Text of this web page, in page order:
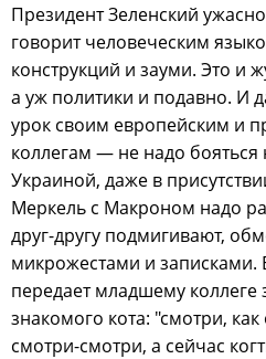
Президент Зеленский
говорит человеческим
конструкций и зауми. Это и
а уж политики и подавно. И
урок своим европейским и
коллегам — не надо
Украиной, даже в
Меркель с Макроном надо
друг-другу подмигивают,
микрожестами и записками.
передает младшему коллеге
знакомого кота: "смотри, как
смотри-смотри, а сейчас